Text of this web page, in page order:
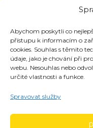
Abychom poskytli co
přístupu k informacím o
cookies. Souhlas s těmito
údaje, jako je chování při
webu. Nesouhlas nebo
určité vlastnosti a funkce.
Spravovat služby